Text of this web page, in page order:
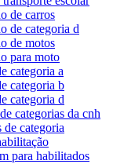
de carros
de categoria d
de motos
para moto
categoria a
categoria b
categoria d
categorias da cnh
de categoria
para habilitados